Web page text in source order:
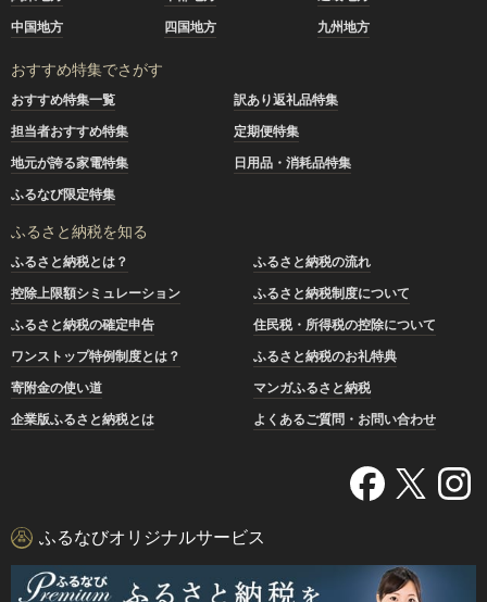
中国地方
四国地方 九州地方
おすすめ特集でさがす
おすすめ特集一覧
訳あり返礼品特集
担当者おすすめ特集
定期便特集
地元が誇る家電特集
日用品・消耗品特集
ふるなび限定特集
ふるさと納税を知る
ふるさと納税とは？
ふるさと納税の流れ
控除上限額シミュレーション
ふるさと納税制度について
ふるさと納税の確定申告
住民税・所得税の控除について
ワンストップ特例制度とは？
ふるさと納税のお礼特典
寄附金の使い道
マンガふるさと納税
企業版ふるさと納税とは
よくあるご質問・お問い合わせ
ふるなびオリジナルサービス